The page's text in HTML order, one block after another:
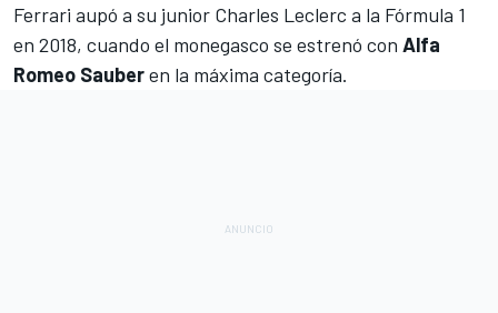
Ferrari aupó a su junior Charles Leclerc a la Fórmula 1
en 2018, cuando el monegasco se estrenó con Alfa
Romeo Sauberen la máxima categoría.